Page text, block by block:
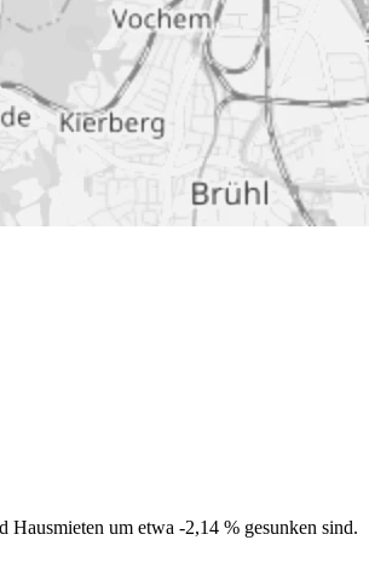
um etwa -2,14 % gesunken sind.